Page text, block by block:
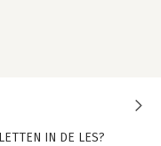
IN DE LES?